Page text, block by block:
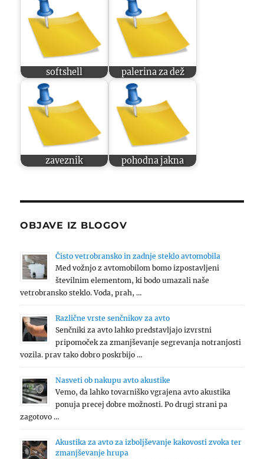
softshell palerina za dež
zaveznik pohodna jakna
OBJAVE IZ BLOGOV
Čisto vetrobransko in zadnje steklo avtomobila
Med vožnjo z avtomobilom bomo izpostavljeni
številnim elementom, ki bodo umazali naše
vetrobransko steklo. Voda, prah, …
Različne vrste senčnikov za avto
Senčniki za avto lahko predstavljajo izvrstni
pripomoček za zmanjševanje segrevanja notranjosti
vozila. prav tako dobro poskrbijo …
Nasveti ob nakupu avto akustike
Vemo, da lahko tovarniško vgrajena avto akustika
ponuja precej dobre možnosti. Po drugi strani pa
zagotovo …
Akustika za avto za izboljševanje kakovosti zvoka ter
zmanjševanje hrupa